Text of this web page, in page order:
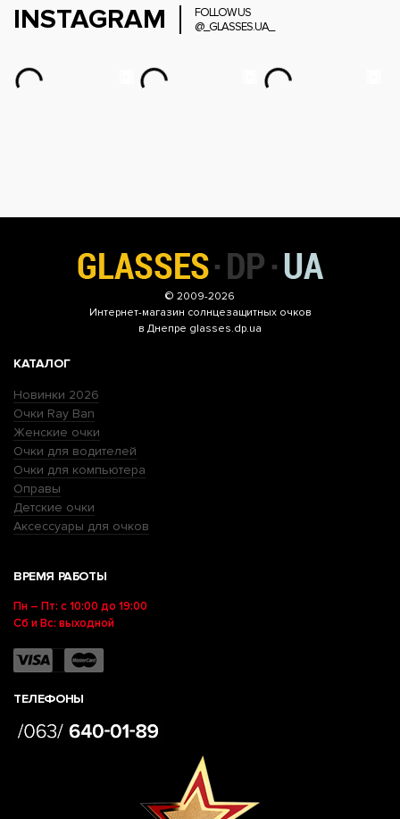
INSTAGRAM
FOLLOW US
@_GLASSES.UA_
© 2009-2026
Интернет-магазин солнцезащитных очков
в Днепре glasses.dp.ua
КАТАЛОГ
Новинки 2026
Очки Ray Ban
Женские очки
Очки для водителей
Очки для компьютера
Оправы
Детские очки
Аксессуары для очков
ВРЕМЯ РАБОТЫ
Пн – Пт: с 10:00 до 19:00
Сб и Вс: выходной
ТЕЛЕФОНЫ